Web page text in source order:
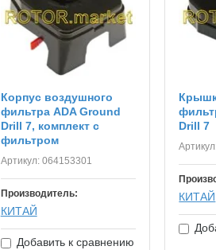
Корпус воздушного
фильтра ADA Ground
Drill 7, комплект с
фильтром
Артикул:064153301
Производитель:
КИТАЙ
Добавить к сравнению
Drill 7
КИТАЙ